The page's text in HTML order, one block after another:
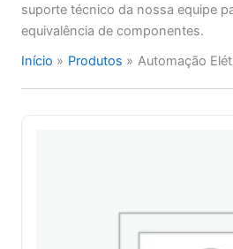
suporte técnico da nossa equipe
equivalência de componentes.
Início
Produtos Automação